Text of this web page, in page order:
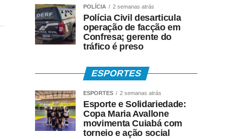
POLÍCIA 2 semanas atrás
Polícia Civil desarticula
operação de facção em
Confresa; gerente do
tráfico é preso
ESPORTES
ESPORTES 2 semanas atrás
Esporte e Solidariedade:
Copa Maria Avallone
movimenta Cuiabá com
torneio e ação social